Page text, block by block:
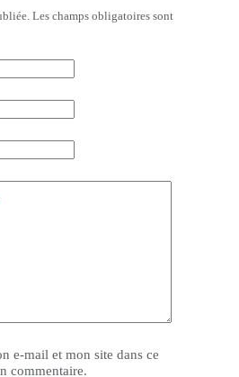
Les champs obligatoires sont
e-mail et mon site dans ce
commentaire.